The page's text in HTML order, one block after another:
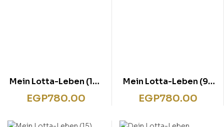
Mein Lotta-Leben (12).
Eine Natter macht die
Flatter
EGP780.00
Mein Lotta-Leben (9).
Das reinste
Katzentheater
EGP780.00